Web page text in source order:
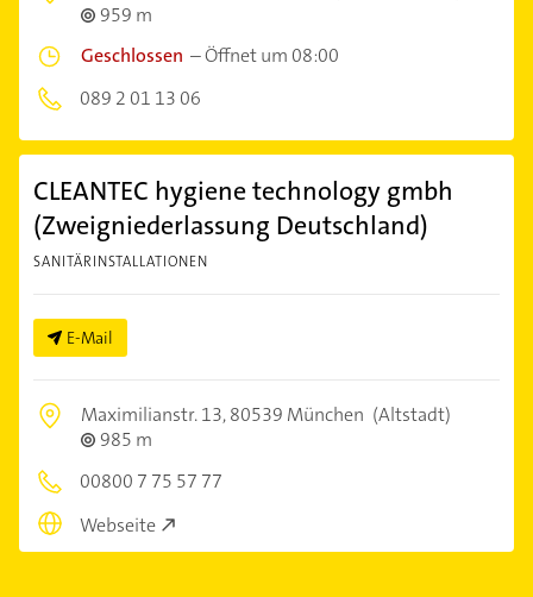
959 m
Geschlossen –Öffnet um 08:00
089 2 01 13 06
CLEANTEC hygiene technology gmbh
(Zweigniederlassung Deutschland)
SANITÄRINSTALLATIONEN
E-Mail
Maximilianstr. 13,80539 München (Altstadt)
985 m
00800 7 75 57 77
Webseite